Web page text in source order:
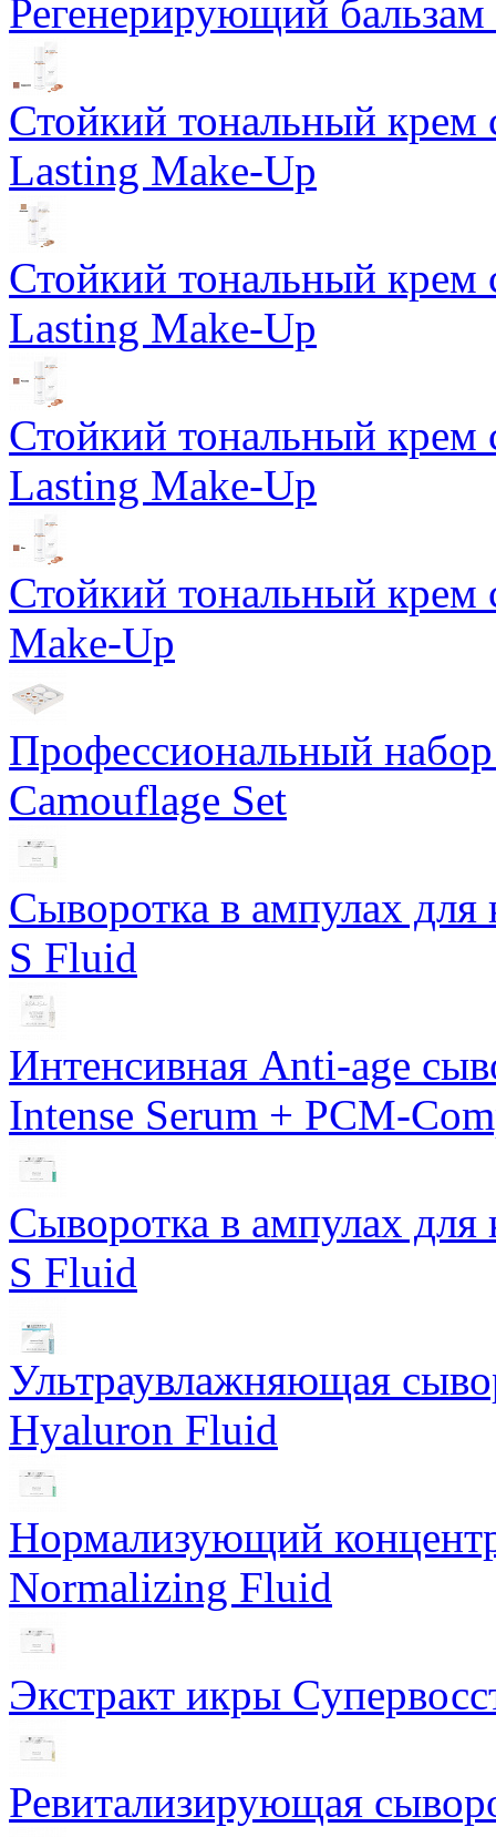
Регенерирующий
Стойкий тональный
Lasting Make-Up
Стойкий тональный
Lasting Make-Up
Стойкий тональный
Lasting Make-Up
Стойкий тональный
Make-Up
Профессиональный
Camouflage Set
Сыворотка в ампулах для
S Fluid
Интенсивная Anti-age
Intense Serum + PCM-
Сыворотка в ампулах для
S Fluid
Ультраувлажняющая
Hyaluron Fluid
Нормализующий
Normalizing Fluid
Экстракт икры
Ревитализирующая